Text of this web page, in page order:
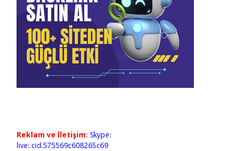
Reklam ve İletişim: Skype:
live:.cid.575569c608265c69